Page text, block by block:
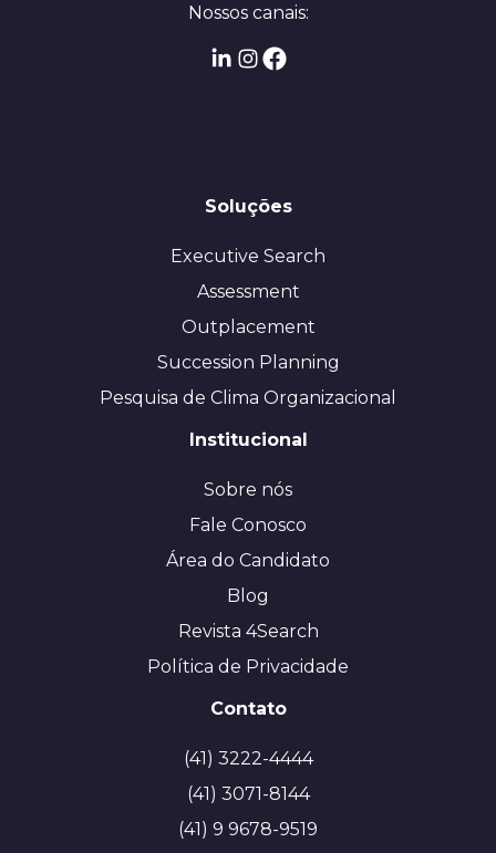
Nossos canais:
Soluções
Executive Search
Assessment
Outplacement
Succession Planning
Pesquisa de Clima Organizacional
Institucional
Sobre nós
Fale Conosco
Área do Candidato
Blog
Revista 4Search
Política de Privacidade
Contato
(41) 3222-4444
(41) 3071-8144
(41) 9 9678-9519